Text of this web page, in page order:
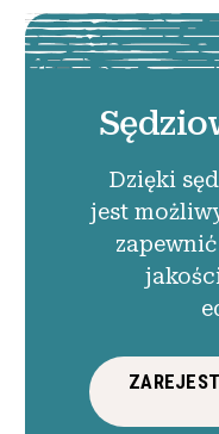
Dzięki
jest